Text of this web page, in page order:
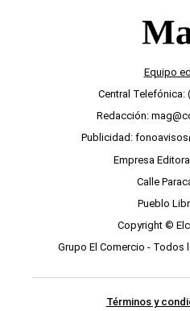
Equipo
Central Telefónica:
Redacción:
Publicidad:
Empresa
Calle
Pueblo
Copyright ©
Grupo El Comercio - Todos
Términos y